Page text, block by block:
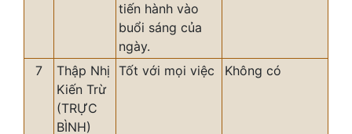
tiến hành vào
buổi sáng của
ngày.
7
Thập Nhị
Kiến Trừ
(TRỰC
BÌNH)
Tốt với mọi việc Không có